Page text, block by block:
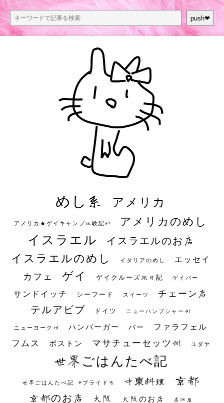
push❤︎
めし系 アメリカ
アメリカ★ゲイキャンプ体験記S3 アメリカのめし
イスラエル イスラエルのお店
イスラエルのめし イタリアのめし エッセイ
カフェ ゲイ ゲイクルーズ旅日記 ゲイバー
サンドイッチ シーフード スイーツ チェーン店
テルアビブ ドイツ ニューハンプシャー州
ニューヨーク州 ハンバーガー バー ファラフェル
フムス ボストン マサチューセッツ州 ユダヤ
世界ごはんたべ記
世界ごはんたべ記 #プライド号 中東料理 京都
京都のお店 大阪 大阪のお店 居酒屋